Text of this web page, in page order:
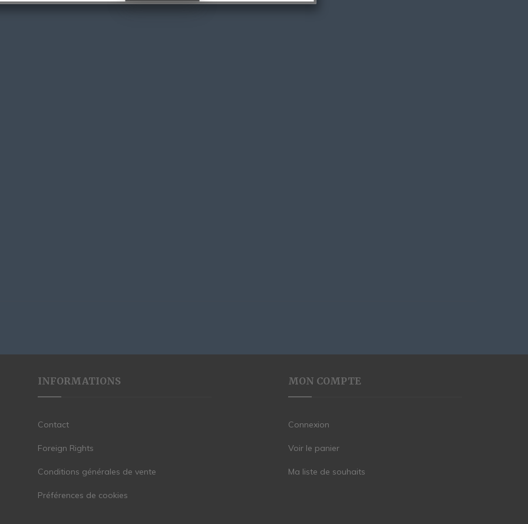
: est :
INFORMATIONS
Contact
Foreign Rights
Conditions générales de vente
Préférences de cookies
MON COMPTE
Connexion
Voir le panier
Ma liste de souhaits